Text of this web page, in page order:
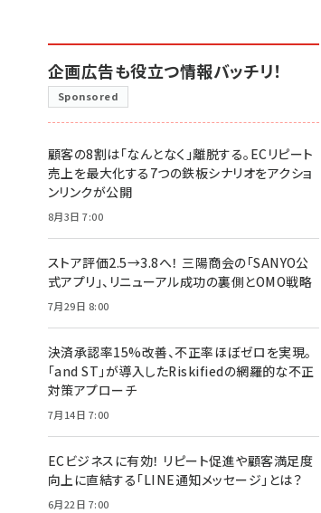
企画広告も役立つ情報バッチリ！
Sponsored
顧客の8割は「なんとなく」離脱する。ECリピート
売上を最大化する7つの鉄板シナリオをアクショ
ンリンクが公開
8月3日 7:00
ストア評価2.5→3.8へ！ 三陽商会の「SANYO公
式アプリ」、リニューアル成功の裏側とOMO戦略
7月29日 8:00
決済承認率15%改善、不正率ほぼゼロを実現。
「and ST」が導入したRiskifiedの網羅的な不正
対策アプローチ
7月14日 7:00
ECビジネスに有効！ リピート促進や顧客満足度
向上に直結する「LINE通知メッセージ」とは？
6月22日 7:00